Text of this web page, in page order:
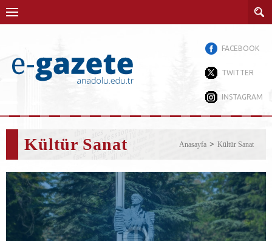
FACEBOOK
TWITTER
INSTAGRAM
Kültür Sanat Anasayfa Kültür Sanat